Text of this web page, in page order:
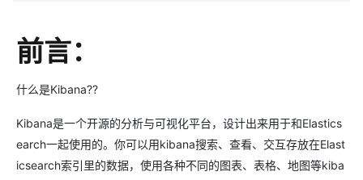
前言：
什么是Kibana??
Kibana是一个开源的分析与可视化平台，设计出来用于和Elastics
earch一起使用的。你可以用kibana搜索、查看、交互存放在Elast
icsearch索引里的数据，使用各种不同的图表、表格、地图等kiba